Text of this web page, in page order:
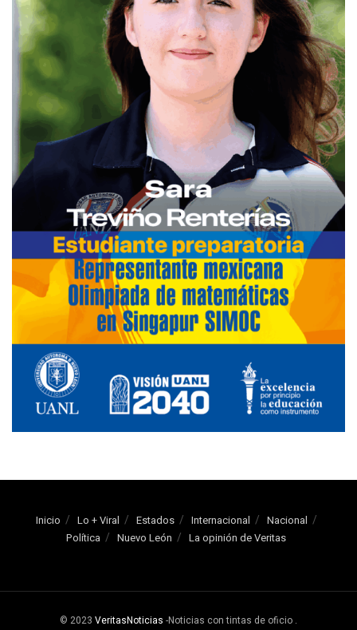
Inicio Lo + Viral Estados Internacional
Nacional
Política
Nuevo León La opinión de Veritas
© 2023 VeritasNoticias -Noticias con tintas de oficio .